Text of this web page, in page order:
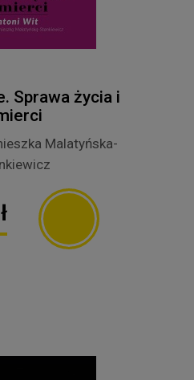
Sprawa życia i
Malatyńska-